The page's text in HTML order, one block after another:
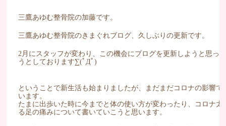
三鷹あゆむ整骨院の加藤です。
三鷹あゆむ整骨院のきまぐれブログ、久しぶりの更新です。
2月にスタッフが変わり、この機会にブログを更新しようと思っ
うとしております∑(ﾟДﾟ)
ということで新生活も始まりましたが、まだまだコロナの影響
います。
たまに出歩いた時に今までと体の使い方が変わったり、コロナ
る足の痛みについて書いていこうと思います。